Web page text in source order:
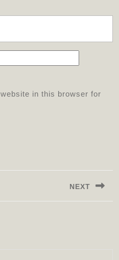
in this browser for
NEXT
Next